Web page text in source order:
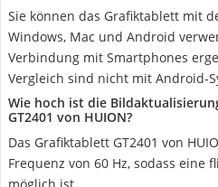
Sie können das Grafiktablett mit
Windows, Mac und Android
Verbindung mit Smartphones
Vergleich sind nicht mit Android-
Wie hoch ist die
GT2401 von HUION?
Das Grafiktablett GT2401 von
Frequenz von 60 Hz, sodass eine